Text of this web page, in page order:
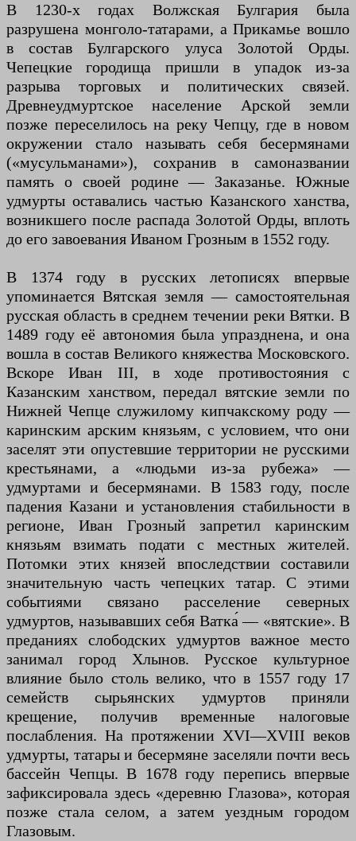
В 1230-х годах Волжская Булгария была
разрушена монголо-татарами, а Прикамье вошло
в состав Булгарского улуса Золотой Орды.
Чепецкие городища пришли в упадок из-за
разрыва торговых и политических связей.
Древнеудмуртское население Арской земли
позже переселилось на реку Чепцу, где в новом
окружении стало называть себя бесермянами
(«мусульманами»), сохранив в самоназвании
память о своей родине — Заказанье. Южные
удмурты оставались частью Казанского ханства,
возникшего после распада Золотой Орды, вплоть
до его завоевания Иваном Грозным в 1552 году.
В 1374 году в русских летописях впервые
упоминается Вятская земля — самостоятельная
русская область в среднем течении реки Вятки. В
1489 году её автономия была упразднена, и она
вошла в состав Великого княжества Московского.
Вскоре Иван III, в ходе противостояния с
Казанским ханством, передал вятские земли по
Нижней Чепце служилому кипчакскому роду —
каринским арским князьям, с условием, что они
заселят эти опустевшие территории не русскими
крестьянами, а «людьми из-за рубежа» —
удмуртами и бесермянами. В 1583 году, после
падения Казани и установления стабильности в
регионе, Иван Грозный запретил каринским
князьям взимать подати с местных жителей.
Потомки этих князей впоследствии составили
значительную часть чепецких татар. С этими
событиями связано расселение северных
удмуртов, называвших себя Ватка́ — «вятские». В
преданиях слободских удмуртов важное место
занимал город Хлынов. Русское культурное
влияние было столь велико, что в 1557 году 17
семейств сырьянских удмуртов приняли
крещение, получив временные налоговые
послабления. На протяжении XVI—XVIII веков
удмурты, татары и бесермяне заселяли почти весь
бассейн Чепцы. В 1678 году перепись впервые
зафиксировала здесь «деревню Глазова», которая
позже стала селом, а затем уездным городом
Глазовым.